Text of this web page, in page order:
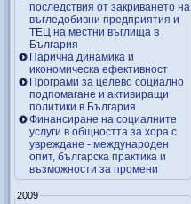
последствия от закриването на
въгледобивни предприятия и
ТЕЦ на местни въглища в
България
Парична динамика и
икономическа ефективност
Програми за целево социално
подпомагане и активиращи
политики в България
Финансиране на социалните
услуги в общността за хора с
увреждане - международен
опит, българска практика и
възможности за промени
2009